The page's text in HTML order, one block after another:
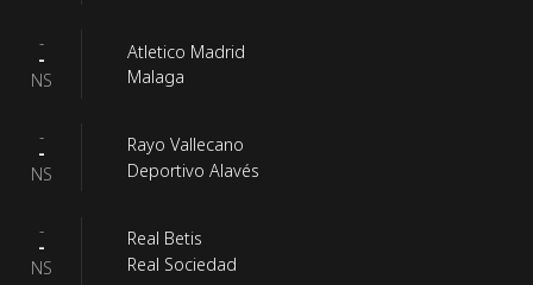
-
-
NS
Atletico Madrid
Malaga
-
-
NS
Rayo Vallecano
Deportivo Alavés
-
-
NS
Real Betis
Real Sociedad